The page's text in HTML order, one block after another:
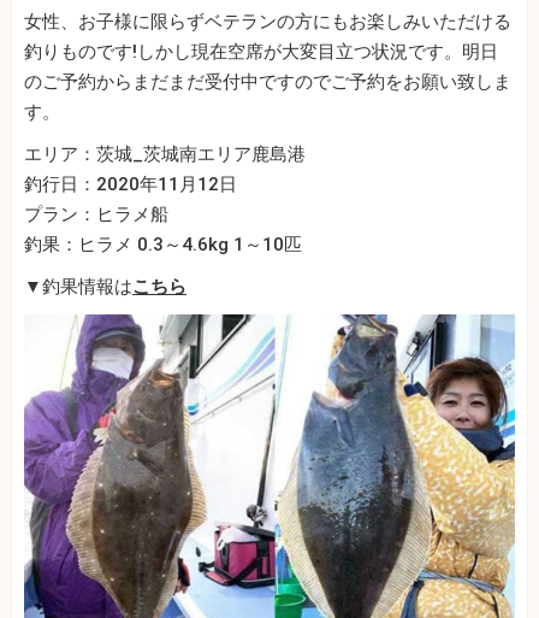
女性、お子様に限らずベテランの方にもお楽しみいただける
釣りものです!しかし現在空席が大変目立つ状況です。明日
のご予約からまだまだ受付中ですのでご予約をお願い致しま
す。
エリア：茨城_茨城南エリア鹿島港
釣行日：2020年11月12日
プラン：ヒラメ船
釣果：ヒラメ 0.3～4.6kg 1～10匹
▼釣果情報はこちら